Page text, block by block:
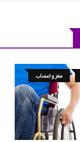
مغز و اعصاب